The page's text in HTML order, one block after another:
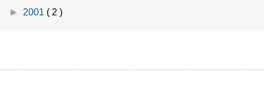
► 2001 ( 2 )